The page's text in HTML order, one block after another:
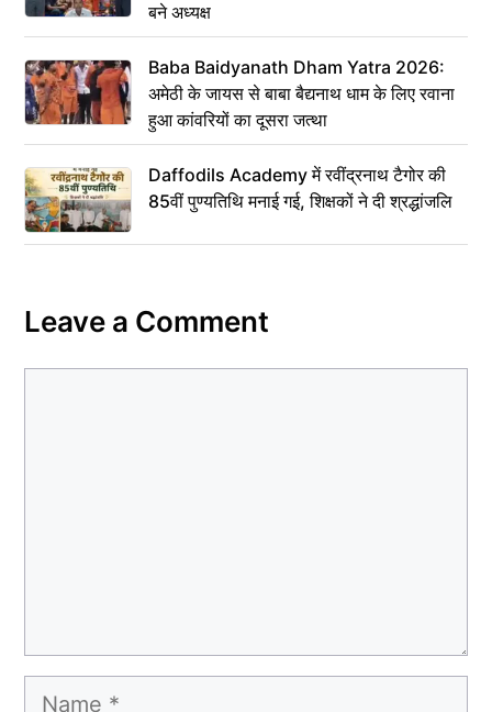
बने अध्यक्ष
Baba Baidyanath Dham Yatra 2026:
अमेठी के जायस से बाबा बैद्यनाथ धाम के लिए रवाना
हुआ कांवरियों का दूसरा जत्था
Daffodils Academy में रवींद्रनाथ टैगोर की
85वीं पुण्यतिथि मनाई गई, शिक्षकों ने दी श्रद्धांजलि
Leave a Comment
Name